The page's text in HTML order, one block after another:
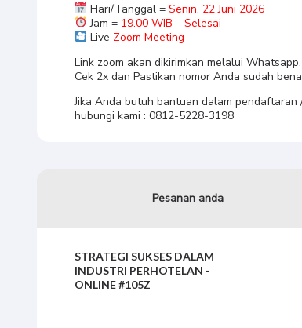
Hari/Tanggal = Senin, 22 Juni 2026
Jam = 19.00 WIB – Selesai
Live Zoom Meeting
Link zoom akan dikirimkan melalui Whatsapp.
Cek 2x dan Pastikan nomor Anda sudah
Jika Anda butuh bantuan dalam pendaftaran
hubungi kami : 0812-5228-3198
Pesanan anda
STRATEGI SUKSES DALAM
INDUSTRI PERHOTELAN -
ONLINE #105Z